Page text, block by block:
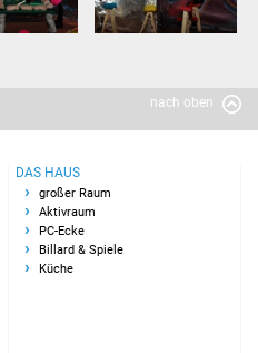
Aktivraum
Küche
Team
Kemi Johnson
nach oben
DAS HAUS
großer Raum
Aktivraum
PC-Ecke
Billard & Spiele
Küche